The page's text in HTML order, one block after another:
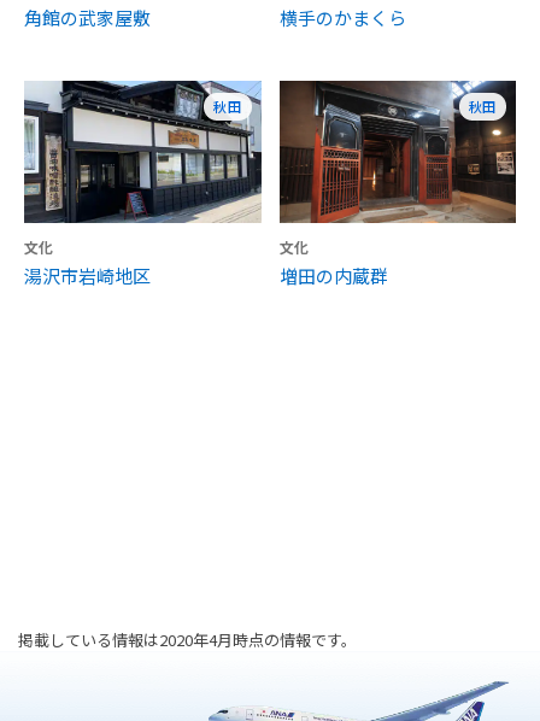
角館の武家屋敷 横手のかまくら
秋田
文化
湯沢市岩崎地区
秋田
文化
増田の内蔵群
掲載している情報は2020年4月時点の情報です。